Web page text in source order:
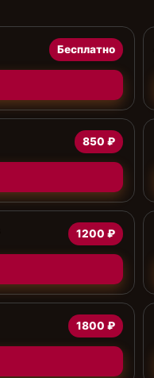
Бесплатно
850 ₽
1200 ₽
1800 ₽